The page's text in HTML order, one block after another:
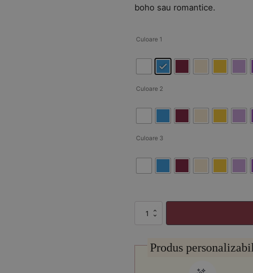
boho sau romantice.
Culoare 1
Culoare 2
Culoare 3
Cantitate
Aranjament
uscate
roz
crem
Produs personalizabil